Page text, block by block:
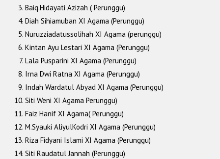
Baiq.Hidayati Azizah ( Perunggu)
Diah Sihiamuban XI Agama (Perunggu)
Nuruzziadatussolihah XI Agama (perunggu)
Kintan Ayu Lestari XI Agama (Perunggu)
Lala Pusparini XI Agama (Perunggu)
Irna Dwi Ratna XI Agama (Perunggu)
Indah Wardatul Abyad XI Agama (Perunggu)
Siti Weni XI Agama Perunggu)
Faiz Hanif XI Agama( Perunggu)
M.Syauki AliyulKodri XI Agama (Perunggu)
Riza Fidyani Islami XI Agama (Perunggu)
Siti Raudatul Jannah (Perunggu)